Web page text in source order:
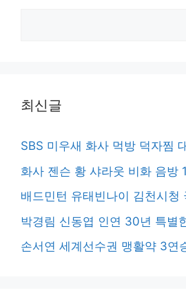
최신글
SBS 미우새 화사 먹방 덕자찜
화사 젠슨 황 샤라웃 비화 음방
배드민턴 유태빈나이 김천시청
박경림 신동엽 인연 30년 특별
손서연 세계선수권 맹활약 3연